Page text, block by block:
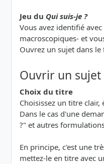
Jeu du Qui suis-je ?
Vous avez identifié
macroscopiques- et
Ouvrez un sujet dans
Ouvrir un sujet
Choix du titre
Choisissez un titre
Dans le cas d'une
?" et autres
En principe, c'est une
mettez-le en titre avec